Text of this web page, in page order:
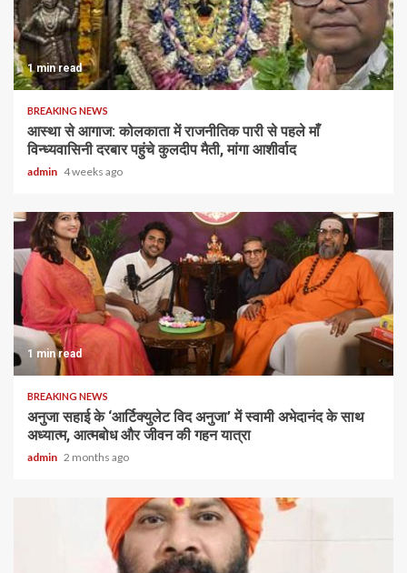
1 min read
BREAKING NEWS
आस्था से आगाज: कोलकाता में राजनीतिक पारी से पहले माँ
विन्ध्यवासिनी दरबार पहुंचे कुलदीप मैती, मांगा आशीर्वाद
admin 4 weeks ago
1 min read
BREAKING NEWS
अनुजा सहाई के ‘आर्टिक्युलेट विद अनुजा’ में स्वामी अभेदानंद के साथ
अध्यात्म, आत्मबोध और जीवन की गहन यात्रा
admin 2 months ago